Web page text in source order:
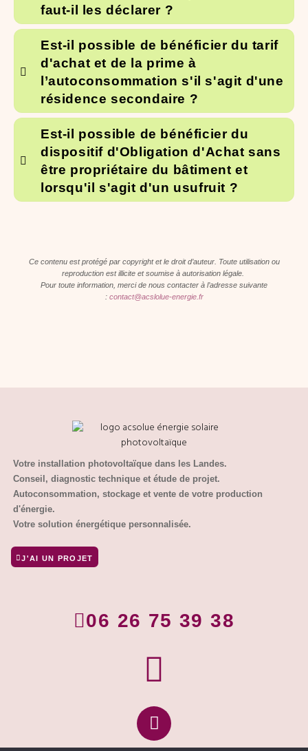
faut-il les déclarer ?
Est-il possible de bénéficier du tarif
d'achat et de la prime à
l’autoconsommation s'il s'agit d'une
résidence secondaire ?
Est-il possible de bénéficier du
dispositif d'Obligation d'Achat sans
être propriétaire du bâtiment et
lorsqu'il s'agit d'un usufruit ?
Ce contenu est protégé par copyright et le droit d’auteur. Toute utilisation ou
reproduction est illicite et soumise à autorisation légale.
Pour toute information, merci de nous contacter à l’adresse suivante
: contact@acslolue-energie.fr
Votre installation photovoltaïque dans les Landes.
Conseil, diagnostic technique et étude de projet.
Autoconsommation, stockage et vente de votre production
d'énergie.
Votre solution énergétique personnalisée.
J'AI UN PROJET
06 26 75 39 38